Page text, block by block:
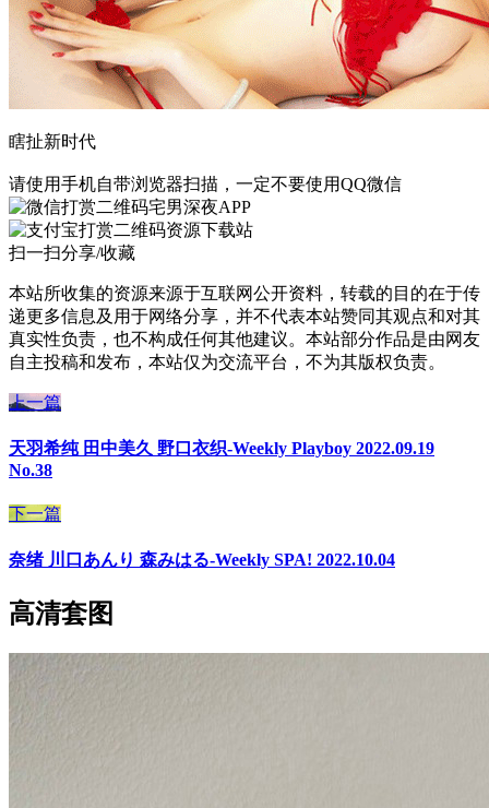
瞎扯新时代
请使用手机自带浏览器扫描，一定不要使用QQ微信
宅男深夜APP
资源下载站
扫一扫分享/收藏
本站所收集的资源来源于互联网公开资料，转载的目的在于传
递更多信息及用于网络分享，并不代表本站赞同其观点和对其
真实性负责，也不构成任何其他建议。本站部分作品是由网友
自主投稿和发布，本站仅为交流平台，不为其版权负责。
上一篇
天羽希纯 田中美久 野口衣织-Weekly Playboy 2022.09.19
No.38
下一篇
奈绪 川口あんり 森みはる-Weekly SPA! 2022.10.04
高清套图